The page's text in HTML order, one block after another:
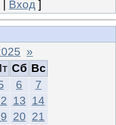
Вход ]
»
Сб Вс
6
7
13 14
20 21